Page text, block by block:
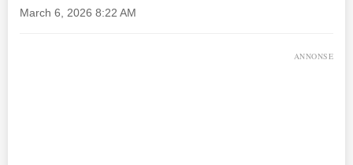
March 6, 2026 8:22 AM
ANNONSE